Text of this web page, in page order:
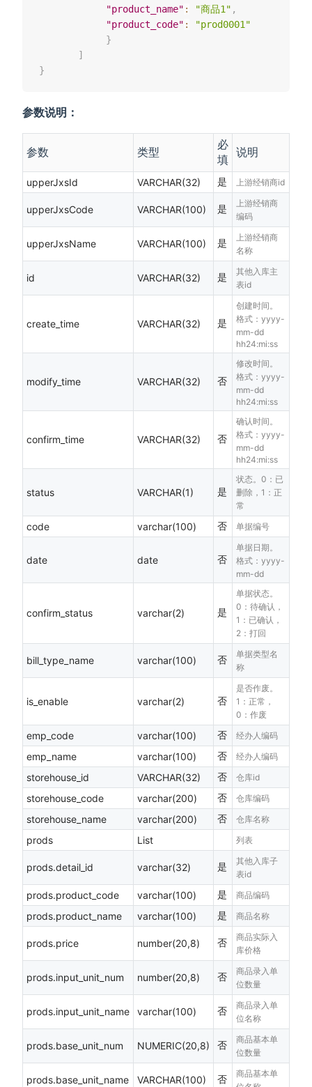
"product_name" : "商品1" ,
"product_code" :
"prod0001"
}
]
}
参数说明：
参数 类型
必
填
说明
upperJxsId VARCHAR(32) 是 上游经销商id
upperJxsCode VARCHAR(100) 是
上游经销商
编码
upperJxsName VARCHAR(100) 是
上游经销商
名称
id VARCHAR(32) 是
其他入库主
表id
create_time VARCHAR(32) 是
创建时间。
格式：yyyy-
mm-dd
hh24:mi:ss
modify_time VARCHAR(32) 否
修改时间。
格式：yyyy-
mm-dd
hh24:mi:ss
confirm_time VARCHAR(32) 否
确认时间。
格式：yyyy-
mm-dd
hh24:mi:ss
status VARCHAR(1) 是
状态。0：已
删除，1：正
常
code varchar(100) 否 单据编号
date date 否
单据日期。
格式：yyyy-
mm-dd
confirm_status varchar(2) 是
单据状态。
0：待确认，
1：已确认，
2：打回
bill_type_name varchar(100) 否
单据类型名
称
is_enable varchar(2) 否
是否作废。
1：正常，
0：作废
emp_code varchar(100) 否 经办人编码
emp_name varchar(100) 否 经办人编码
storehouse_id VARCHAR(32) 否 仓库id
storehouse_code varchar(200) 否 仓库编码
storehouse_name varchar(200) 否 仓库名称
prods List 列表
prods.detail_id varchar(32) 是
其他入库子
表id
prods.product_code varchar(100) 是 商品编码
prods.product_name varchar(100) 是 商品名称
prods.price number(20,8) 否
商品实际入
库价格
prods.input_unit_num number(20,8) 否
商品录入单
位数量
prods.input_unit_name varchar(100) 否
商品录入单
位名称
prods.base_unit_num NUMERIC(20,8) 否
商品基本单
位数量
prods.base_unit_name VARCHAR(100) 否
商品基本单